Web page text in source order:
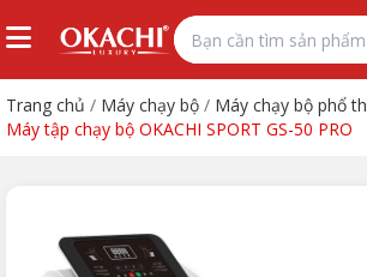
Trang chủ / Máy chạy bộ / Máy chạy bộ phổ
Máy tập chạy bộ OKACHI SPORT GS-50 PRO